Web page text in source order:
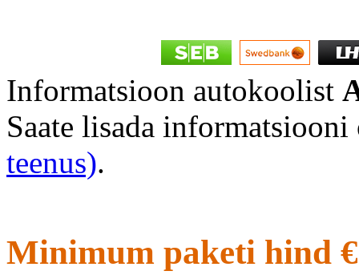
Informatsioon autokoolist
Saate lisada
teenus).
Minimum paketi hind